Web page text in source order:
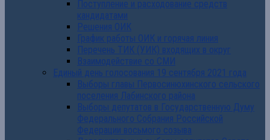
Поступление и расходование средств
кандидатами
Решения ОИК
График работы ОИК и горячая линия
Перечень ТИК (УИК) входящих в округ
Взаимодействие со СМИ
Единый день голосования 19 сентября 2021 года
Выборы главы Первосинюхинского сельского
поселения Лабинского района
Выборы депутатов в Государственную Думу
Федерального Собрания Российской
Федерации восьмого созыва